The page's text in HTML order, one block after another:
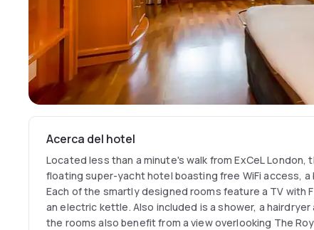
Acerca del hotel
Located less than a minute's walk from ExCeL London,
floating super-yacht hotel boasting free WiFi access, a
Each of the smartly designed rooms feature a TV with
an electric kettle. Also included is a shower, a
the rooms also benefit from a view overlooking The